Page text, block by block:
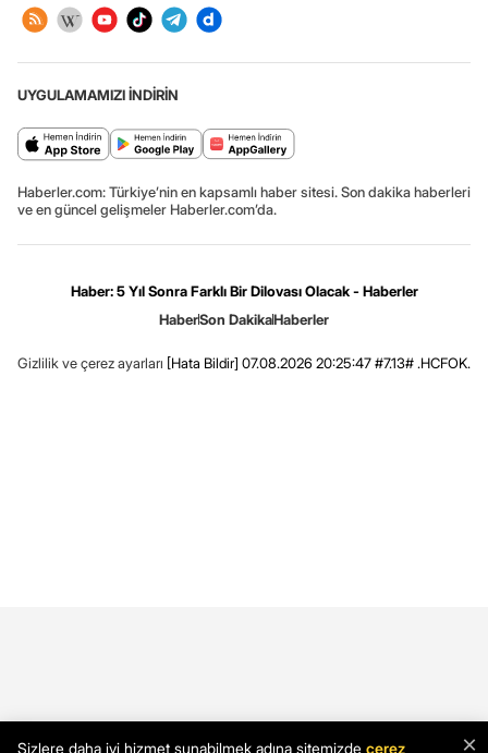
UYGULAMAMIZI İNDİRİN
Haberler.com: Türkiye’nin en kapsamlı haber sitesi. Son dakika haberleri
ve en güncel gelişmeler Haberler.com’da.
Haber: 5 Yıl Sonra Farklı Bir Dilovası Olacak - Haberler
HaberSon DakikaHaberler
Gizlilik ve çerez ayarları [Hata Bildir] 07.08.2026 20:25:47 #7.13# .HCFOK.
×
Sizlere daha iyi hizmet sunabilmek adına sitemizde çerez